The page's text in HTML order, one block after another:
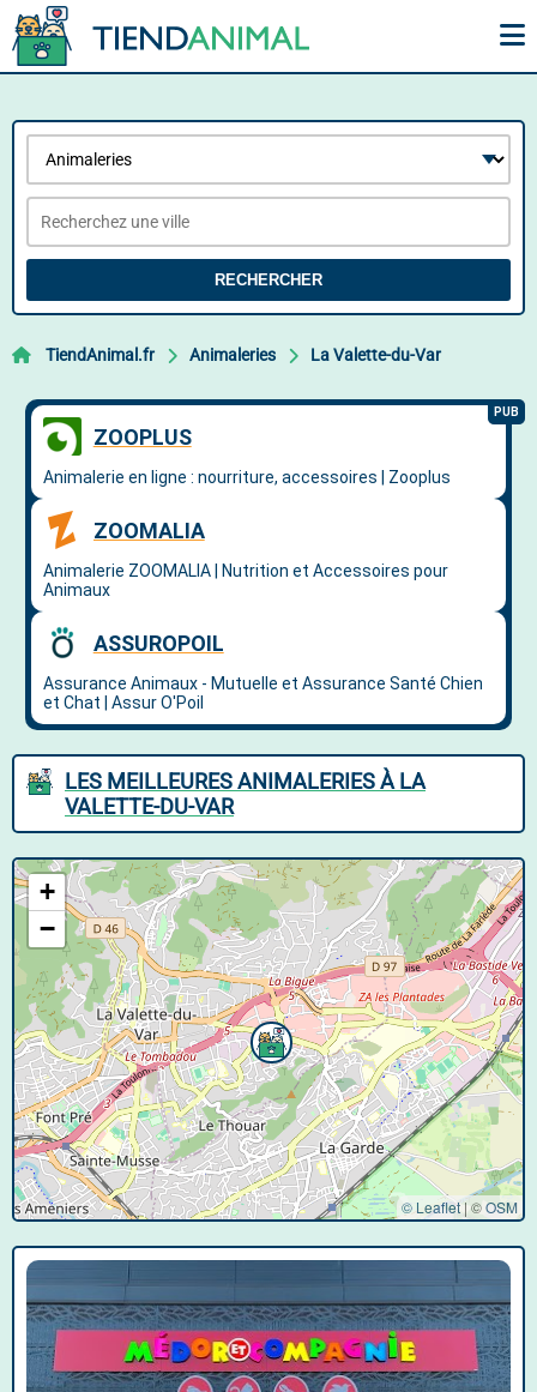
RECHERCHER
TiendAnimal.fr Animaleries La Valette-du-Var
LES MEILLEURES ANIMALERIES À LA
VALETTE-DU-VAR
+
−
© Leaflet | ©OSM